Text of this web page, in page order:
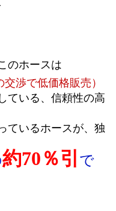
のホースは
交渉で低価格販売）
ている、信頼性の高
ているホースが、独
約70％引 で